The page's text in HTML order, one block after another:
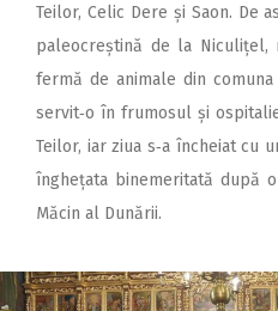
Teilor, Celic Dere și Saon. De
paleocreștină de la Niculițel,
fermă de animale din
servit‑o în frumosul și
Teilor, iar ziua s‑a încheiat cu
înghețata binemeritată după
Măcin al Dunării.